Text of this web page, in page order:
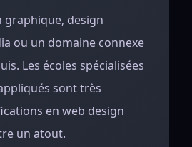
graphique, design
ou un domaine connexe
Les écoles spécialisées
sont très
en web design
un atout.